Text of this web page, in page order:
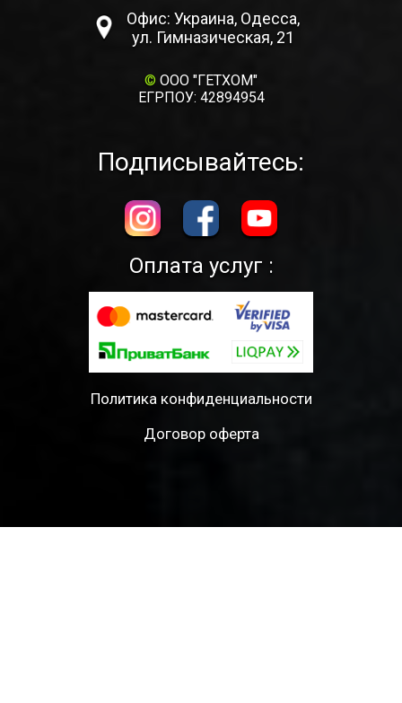
Офис: Украина, Одесса,
ул. Гимназическая, 21
© ООО "ГЕТХОМ"
ЕГРПОУ: 42894954
Подписывайтесь:
Оплата услуг :
Политика конфиденциальности
Договор оферта